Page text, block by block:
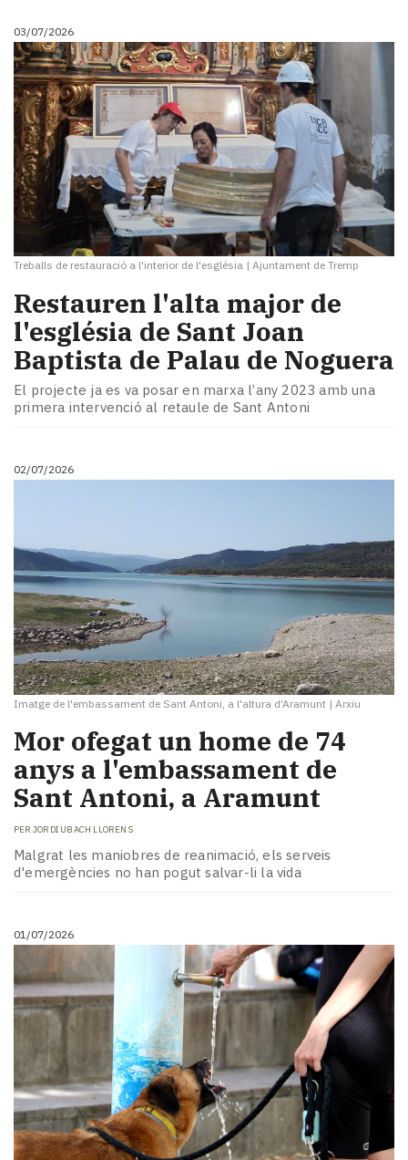
03/07/2026
Treballs de restauració a l'interior de l'església | Ajuntament de Tremp
​Restauren l'alta major de
l'església de Sant Joan
Baptista de Palau de Noguera
El projecte ja es va posar en marxa l’any 2023 amb una
primera intervenció al retaule de Sant Antoni
02/07/2026
Imatge de l'embassament de Sant Antoni, a l'altura d'Aramunt | Arxiu
​Mor ofegat un home de 74
anys a l'embassament de
Sant Antoni, a Aramunt
PER JORDI UBACH LLORENS
Malgrat les maniobres de reanimació, els serveis
d'emergències no han pogut salvar-li la vida
01/07/2026